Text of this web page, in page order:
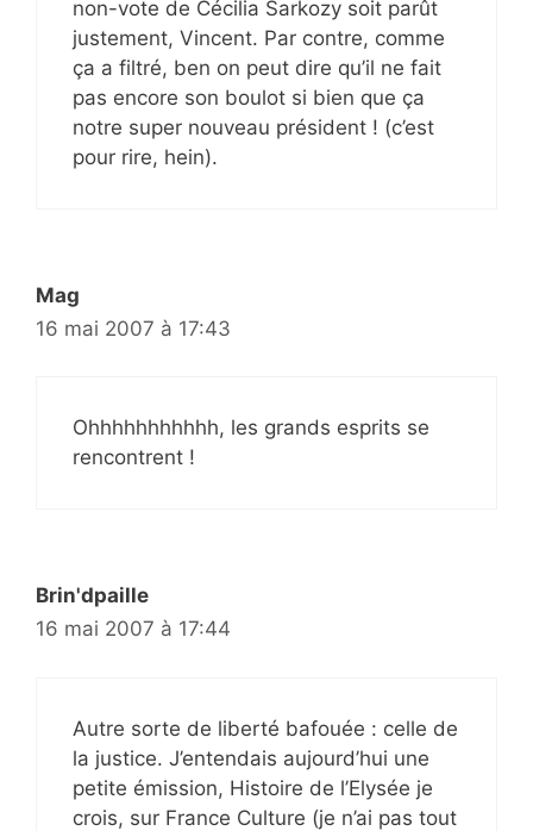
non-vote de Cécilia Sarkozy soit parût
justement, Vincent. Par contre, comme
ça a filtré, ben on peut dire qu’il ne fait
pas encore son boulot si bien que ça
notre super nouveau président ! (c’est
pour rire, hein).
Mag
16 mai 2007 à 17:43
Ohhhhhhhhhhh, les grands esprits se
rencontrent !
Brin'dpaille
16 mai 2007 à 17:44
Autre sorte de liberté bafouée : celle de
la justice. J’entendais aujourd’hui une
petite émission, Histoire de l’Elysée je
crois, sur France Culture (je n’ai pas tout